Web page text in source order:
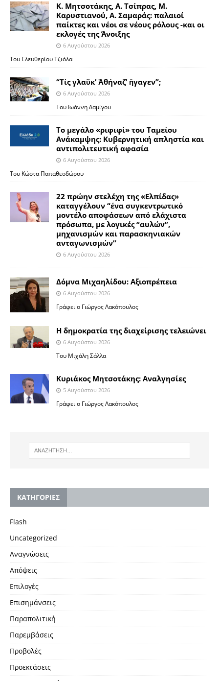
Κ. Μητσοτάκης, Α. Τσίπρας, Μ.
Καρυστιανού, Α. Σαμαράς: παλαιοί
παίκτες και νέοι σε νέους ρόλους -και οι
εκλογές της Άνοιξης
6 Αυγούστου 2026
Του Ελευθερίου Τζιόλα
“Τίς γλαῦκ’ Ἀθήναζ’ ἤγαγεν”;
6 Αυγούστου 2026
Του Ιωάννη Δαμίγου
Το μεγάλο «ριφιφί» του Ταμείου
Ανάκαμψης: Κυβερνητική απληστία και
αντιπολιτευτική αφασία
6 Αυγούστου 2026
Του Κώστα Παπαθεοδώρου
22 πρώην στελέχη της «Ελπίδας»
καταγγέλουν “ένα συγκεντρωτικό
μοντέλο αποφάσεων από ελάχιστα
πρόσωπα, με λογικές “αυλών”,
μηχανισμών και παρασκηνιακών
ανταγωνισμών”
6 Αυγούστου 2026
Δόμνα Μιχαηλίδου: Αξιοπρέπεια
6 Αυγούστου 2026
Γράφει ο Γιώργος Λακόπουλος
Η δημοκρατία της διαχείρισης τελειώνει
6 Αυγούστου 2026
Του Μιχάλη Σάλλα
Κυριάκος Μητσοτάκης: Αναλγησίες
5 Αυγούστου 2026
Γράφει ο Γιώργος Λακόπουλος
KΑΤΗΓΟΡΙΕΣ
Flash
Uncategorized
Αναγνώσεις
Απόψεις
Επιλογές
Επισημάνσεις
Παραπολιτική
Παρεμβάσεις
Προβολές
Προεκτάσεις